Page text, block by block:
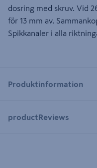
dosring med skruv. Vid
för 13 mm av.
Spikkanaler i alla
Produktinformation
productReviews